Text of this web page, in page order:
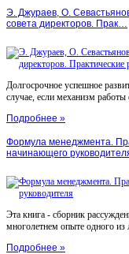
Э. Джураев, О.
совета директоров. Прак…
Долгосрочное успешное
случае, если механизм работы
Подробнее »
Формула менеджмента.
начинающего
Эта книга - сборник
многолетнем опыте одного из
Подробнее »